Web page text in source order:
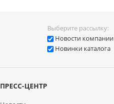
Выберите рассылку:
Новости компании
Новинки каталога
ПРЕСС-ЦЕНТР